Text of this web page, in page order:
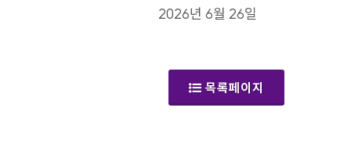
2026년 6월 26일
목록페이지